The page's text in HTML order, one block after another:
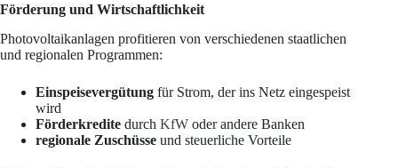
Förderung und Wirtschaftlichkeit
Photovoltaikanlagen profitieren von verschiedenen staatlichen
und regionalen Programmen:
Einspeisevergütung für Strom, der ins Netz eingespeist
wird
Förderkredite durch KfW oder andere Banken
regionale Zuschüsse und steuerliche Vorteile